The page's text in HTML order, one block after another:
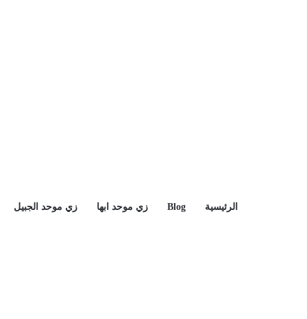
الرئيسية Blog زي موحد ابها زي موحد الجبيل